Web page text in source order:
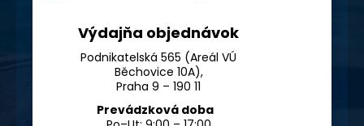
Výdajňa objednávok
Podnikatelská 565 (Areál VÚ
Běchovice 10A),
Praha 9 – 190 11
Prevádzková doba